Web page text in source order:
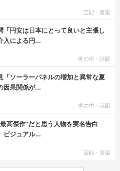
芸能・音楽
「円安は日本にとって良いと主張し
入による円...
世の中・話題
「ソーラーパネルの増加と異常な夏
因果関係が...
世の中・話題
高傑作”だと思う人物を実名告白
ビジュアル...
芸能・音楽